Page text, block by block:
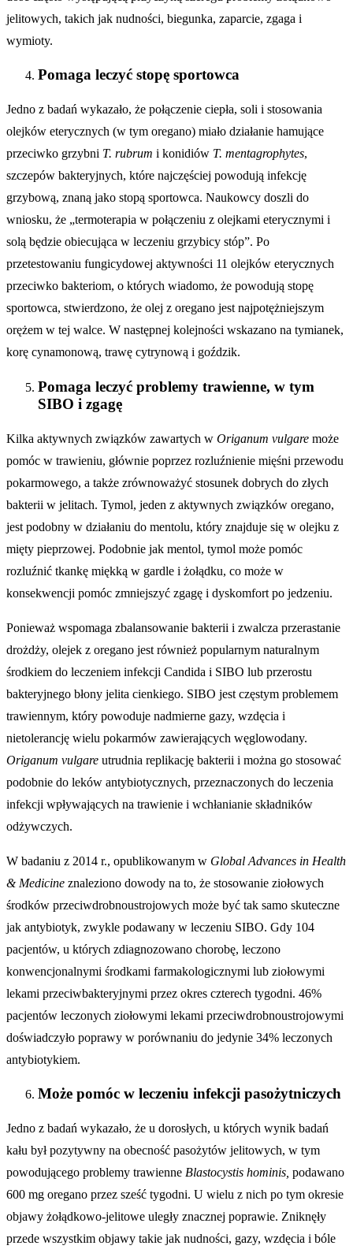
jelitowych, takich jak nudności, biegunka, zaparcie, zgaga i
wymioty.
Pomaga leczyć stopę sportowca
Jedno z badań wykazało, że połączenie ciepła, soli i stosowania
olejków eterycznych (w tym oregano) miało działanie hamujące
przeciwko grzybni T. rubrum i konidiów T. mentagrophytes,
szczepów bakteryjnych, które najczęściej powodują infekcję
grzybową, znaną jako stopą sportowca. Naukowcy doszli do
wniosku, że „termoterapia w połączeniu z olejkami eterycznymi i
solą będzie obiecująca w leczeniu grzybicy stóp”. Po
przetestowaniu fungicydowej aktywności 11 olejków eterycznych
przeciwko bakteriom, o których wiadomo, że powodują stopę
sportowca, stwierdzono, że olej z oregano jest najpotężniejszym
orężem w tej walce. W następnej kolejności wskazano na tymianek,
korę cynamonową, trawę cytrynową i goździk.
Pomaga leczyć problemy trawienne, w tym
SIBO i zgagę
Kilka aktywnych związków zawartych w Origanum vulgare może
pomóc w trawieniu, głównie poprzez rozluźnienie mięśni przewodu
pokarmowego, a także zrównoważyć stosunek dobrych do złych
bakterii w jelitach. Tymol, jeden z aktywnych związków oregano,
jest podobny w działaniu do mentolu, który znajduje się w olejku z
mięty pieprzowej. Podobnie jak mentol, tymol może pomóc
rozluźnić tkankę miękką w gardle i żołądku, co może w
konsekwencji pomóc zmniejszyć zgagę i dyskomfort po jedzeniu.
Ponieważ wspomaga zbalansowanie bakterii i zwalcza przerastanie
drożdży, olejek z oregano jest również popularnym naturalnym
środkiem do leczeniem infekcji Candida i SIBO lub przerostu
bakteryjnego błony jelita cienkiego. SIBO jest częstym problemem
trawiennym, który powoduje nadmierne gazy, wzdęcia i
nietolerancję wielu pokarmów zawierających węglowodany.
Origanum vulgare utrudnia replikację bakterii i można go stosować
podobnie do leków antybiotycznych, przeznaczonych do leczenia
infekcji wpływających na trawienie i wchłanianie składników
odżywczych.
W badaniu z 2014 r., opublikowanym w Global Advances in Health
& Medicine znaleziono dowody na to, że stosowanie ziołowych
środków przeciwdrobnoustrojowych może być tak samo skuteczne
jak antybiotyk, zwykle podawany w leczeniu SIBO. Gdy 104
pacjentów, u których zdiagnozowano chorobę, leczono
konwencjonalnymi środkami farmakologicznymi lub ziołowymi
lekami przeciwbakteryjnymi przez okres czterech tygodni. 46%
pacjentów leczonych ziołowymi lekami przeciwdrobnoustrojowymi
doświadczyło poprawy w porównaniu do jedynie 34% leczonych
antybiotykiem.
Może pomóc w leczeniu infekcji pasożytniczych
Jedno z badań wykazało, że u dorosłych, u których wynik badań
kału był pozytywny na obecność pasożytów jelitowych, w tym
powodującego problemy trawienne Blastocystis hominis, podawano
600 mg oregano przez sześć tygodni. U wielu z nich po tym okresie
objawy żołądkowo-jelitowe uległy znacznej poprawie. Zniknęły
przede wszystkim objawy takie jak nudności, gazy, wzdęcia i bóle